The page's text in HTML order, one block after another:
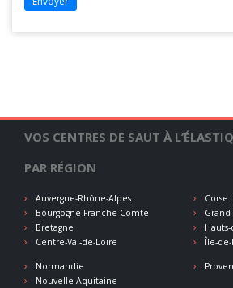
VOS CENTRES DE SAUT À
PAR RÉGION
Auvergne-Rhône-Alpes
Bourgogne-Franche-Comté
Bretagne
Centre-Val-de-Loire
Corse
Île-de-
Normandie
Nouvelle-Aquitaine